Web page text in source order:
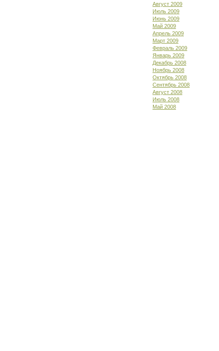
Август 2009
Июль 2009
Июнь 2009
Май 2009
Апрель 2009
Март 2009
Февраль 2009
Январь 2009
Декабрь 2008
Ноябрь 2008
Октябрь 2008
Сентябрь 2008
Август 2008
Июль 2008
Май 2008